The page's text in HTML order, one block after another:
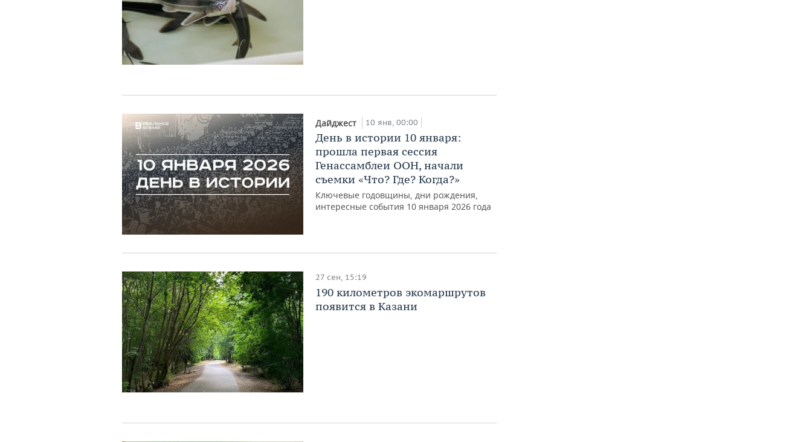
Дайджест 10 янв, 00:00
День в истории 10 января:
прошла первая сессия
Генассамблеи ООН, начали
съемки «Что? Где? Когда?»
Ключевые годовщины, дни рождения,
интересные события 10 января 2026 года
27 сен, 15:19
190 километров экомаршрутов
появится в Казани